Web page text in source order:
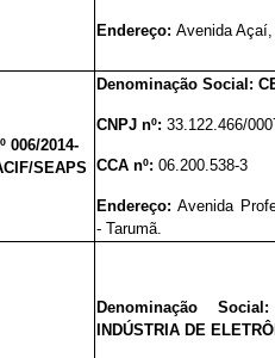
Endereço:Avenida
006/2014-
SEAPS
Denominação Social:
CNPJ nº:33.122.466/
CCA nº:06.200.538-3
Endereço:Avenida
- Tarumã.
Denominação
INDÚSTRIA DE